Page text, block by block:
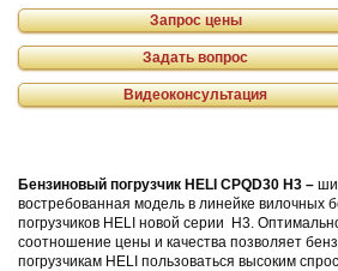
Запрос цены
Задать вопрос
Видеоконсультация
Бензиновый погрузчик HELI CPQD30 H3 –
востребованная модель в линейке вилочных
погрузчиков HELI новой серии H3.
соотношение цены и качества позволяет
погрузчикам HELI пользоваться высоким